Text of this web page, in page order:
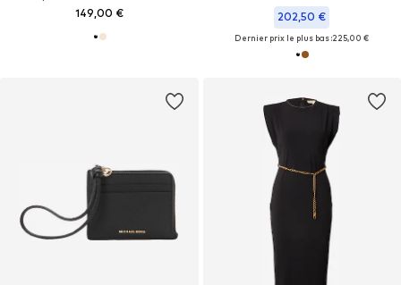
149,00 € 202,50 €
Dernier prix le plus bas :225,00 €